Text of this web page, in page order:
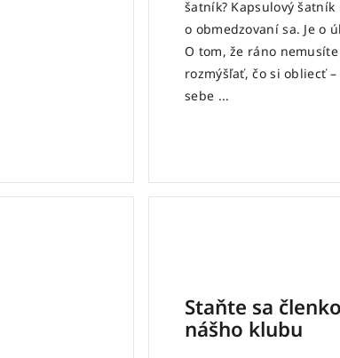
šatník? Kapsulový šatník
o obmedzovaní sa. Je o
O tom, že ráno nemusíte
rozmýšľať, čo si obliecť –
sebe ...
Staňte sa
nášho klubu